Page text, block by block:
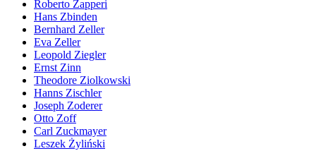
Roberto Zapperi
Hans Zbinden
Bernhard Zeller
Eva Zeller
Leopold Ziegler
Ernst Zinn
Theodore Ziolkowski
Hanns Zischler
Joseph Zoderer
Otto Zoff
Carl Zuckmayer
Leszek Żyliński